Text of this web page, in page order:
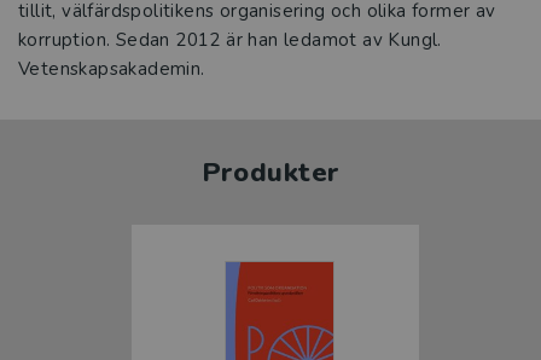
tillit, välfärdspolitikens organisering och olika former av
korruption. Sedan 2012 är han ledamot av Kungl.
Vetenskapsakademin.
Produkter